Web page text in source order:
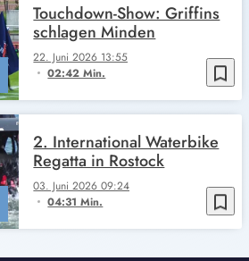
bookmark_border
22. Juni 2026 13:55
02:42 Min.
Touchdown-Show: Griffins
schlagen Minden
bookmark_border
03. Juni 2026 09:24
04:31 Min.
2. International Waterbike
Regatta in Rostock